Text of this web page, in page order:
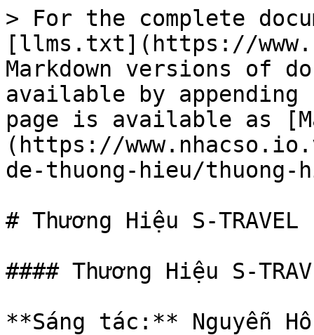
> For the complete
[llms.txt](https://
Markdown versions of
available by
page is available as
(https://
de-thuong-hieu/
# Thương Hiệu S-TRAVEL
#### Thương Hiệu S-
**Sáng tác:** Nguyễn